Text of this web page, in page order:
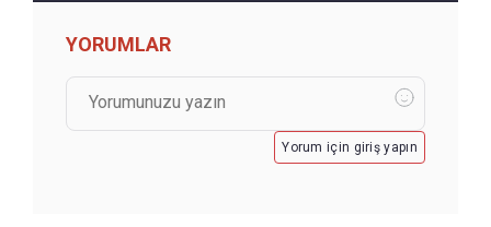
YORUMLAR
Yorum için giriş yapın